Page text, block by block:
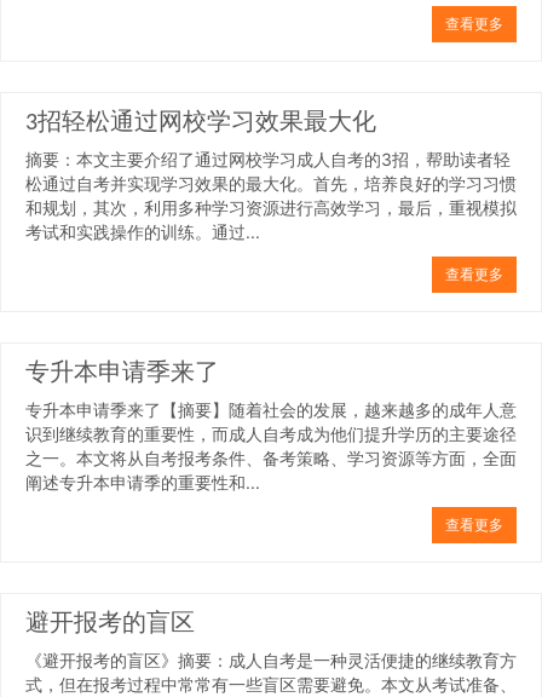
查看更多
3招轻松通过网校学习效果最大化
摘要：本文主要介绍了通过网校学习成人自考的3招，帮助读者轻
松通过自考并实现学习效果的最大化。首先，培养良好的学习习惯
和规划，其次，利用多种学习资源进行高效学习，最后，重视模拟
考试和实践操作的训练。通过...
查看更多
专升本申请季来了
专升本申请季来了【摘要】随着社会的发展，越来越多的成年人意
识到继续教育的重要性，而成人自考成为他们提升学历的主要途径
之一。本文将从自考报考条件、备考策略、学习资源等方面，全面
阐述专升本申请季的重要性和...
查看更多
避开报考的盲区
《避开报考的盲区》摘要：成人自考是一种灵活便捷的继续教育方
式，但在报考过程中常常有一些盲区需要避免。本文从考试准备、